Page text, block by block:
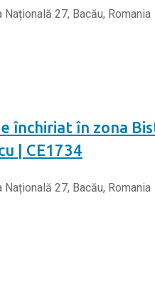
Națională 27, Bacău, Romania
închiriat în zona
| CE1734
Națională 27, Bacău, Romania